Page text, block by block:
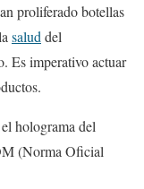
proliferado botellas
salud del
Es imperativo actuar
holograma del
(Norma Oficial